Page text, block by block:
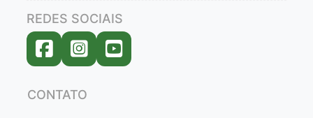
REDES SOCIAIS
CONTATO